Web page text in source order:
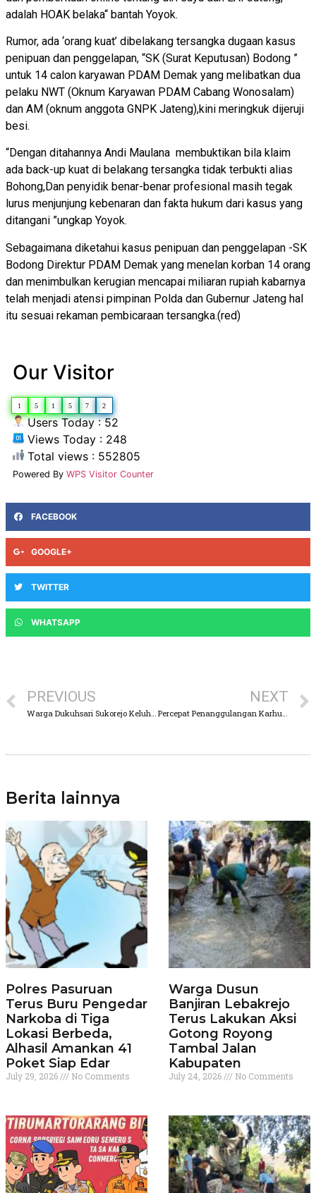
adalah HOAK belaka“ bantah Yoyok.
Rumor, ada ‘orang kuat’ dibelakang tersangka dugaan kasus
penipuan dan penggelapan, “SK (Surat Keputusan) Bodong ”
untuk 14 calon karyawan PDAM Demak yang melibatkan dua
pelaku NWT (Oknum Karyawan PDAM Cabang Wonosalam)
dan AM (oknum anggota GNPK Jateng),kini meringkuk dijeruji
besi.
“Dengan ditahannya Andi Maulana membuktikan bila klaim
ada back-up kuat di belakang tersangka tidak terbukti alias
Bohong,Dan penyidik benar-benar profesional masih tegak
lurus menjunjung kebenaran dan fakta hukum dari kasus yang
ditangani ”ungkap Yoyok.
Sebagaimana diketahui kasus penipuan dan penggelapan -SK
Bodong Direktur PDAM Demak yang menelan korban 14 orang
dan menimbulkan kerugian mencapai miliaran rupiah kabarnya
telah menjadi atensi pimpinan Polda dan Gubernur Jateng hal
itu sesuai rekaman pembicaraan tersangka.(red)
Our Visitor
1 5 1 5 7 2
Users Today : 52
Views Today : 248
Total views : 552805
Powered By WPS Visitor Counter
FACEBOOK
GOOGLE+
TWITTER
WHATSAPP
PREVIOUS
Warga Dukuhsari Sukorejo Keluhkan Jalan Rusak Hingga Minimnya Penerangan Jalan Umum (PJU)
NEXT
Percepat Penanggulangan Karhutla, Kapolri Launching ASAP Digital Nasional
Berita lainnya
Polres Pasuruan
Terus Buru Pengedar
Narkoba di Tiga
Lokasi Berbeda,
Alhasil Amankan 41
Poket Siap Edar
July 29, 2026 No Comments
Warga Dusun
Banjiran Lebakrejo
Terus Lakukan Aksi
Gotong Royong
Tambal Jalan
Kabupaten
July 24, 2026 No Comments